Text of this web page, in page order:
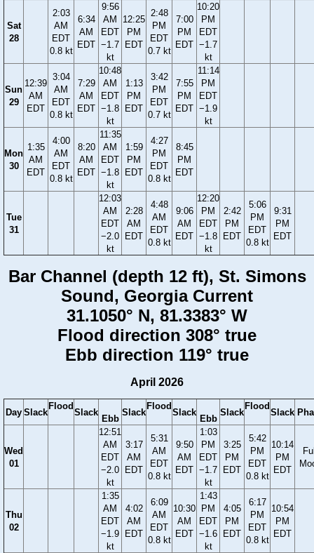
Sat
28
2:03
AM
EDT
0.8 kt
6:34
AM
EDT
9:56
AM
EDT
−1.7
kt
12:25
PM
EDT
2:48
PM
EDT
0.7 kt
7:00
PM
EDT
10:20
PM
EDT
−1.7
kt
Sun
29
12:39
AM
EDT
3:04
AM
EDT
0.8 kt
7:29
AM
EDT
10:48
AM
EDT
−1.8
kt
1:13
PM
EDT
3:42
PM
EDT
0.7 kt
7:55
PM
EDT
11:14
PM
EDT
−1.9
kt
Mon
30
1:35
AM
EDT
4:00
AM
EDT
0.8 kt
8:20
AM
EDT
11:35
AM
EDT
−1.8
kt
1:59
PM
EDT
4:27
PM
EDT
0.8 kt
8:45
PM
EDT
Tue
31
12:03
AM
EDT
−2.0
kt
2:28
AM
EDT
4:48
AM
EDT
0.8 kt
9:06
AM
EDT
12:20
PM
EDT
−1.8
kt
2:42
PM
EDT
5:06
PM
EDT
0.8 kt
9:31
PM
EDT
Bar Channel (depth 12 ft), St. Simons
Sound, Georgia Current
31.1050° N, 81.3383° W
Flood direction 308° true
Ebb direction 119° true
April 2026
Day Slack
Flood
Slack
Ebb
Slack
Flood
Slack
Ebb
Slack
Flood
Slack
Wed
01
12:51
AM
EDT
−2.0
kt
3:17
AM
EDT
5:31
AM
EDT
0.8 kt
9:50
AM
EDT
1:03
PM
EDT
−1.7
kt
3:25
PM
EDT
5:42
PM
EDT
0.8 kt
10:14
PM
EDT
Thu
02
1:35
AM
EDT
−1.9
kt
4:02
AM
EDT
6:09
AM
EDT
0.8 kt
10:30
AM
EDT
1:43
PM
EDT
−1.6
kt
4:05
PM
EDT
6:17
PM
EDT
0.8 kt
10:54
PM
EDT